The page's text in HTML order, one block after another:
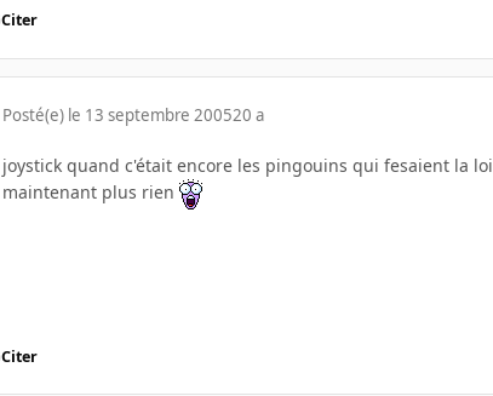
Citer
Posté(e) le 13 septembre 200520 a
joystick quand c'était encore les pingouins qui fesaient la loi
maintenant plus rien
Citer